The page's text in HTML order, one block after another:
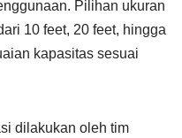
Pilihan ukuran
10 feet, 20 feet, hingga
kapasitas sesuai
dilakukan oleh tim